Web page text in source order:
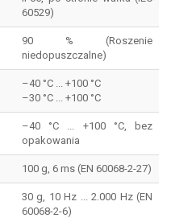
60529)
90 % (Roszenie
niedopuszczalne)
–40 °C ... +100 °C
–30 °C ... +100 °C
–40 °C ... +100 °C, bez
opakowania
100 g, 6 ms (EN 60068-2-27)
30 g, 10 Hz ... 2.000 Hz (EN
60068-2-6)